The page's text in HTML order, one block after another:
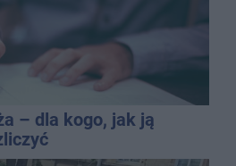
– dla kogo, jak ją